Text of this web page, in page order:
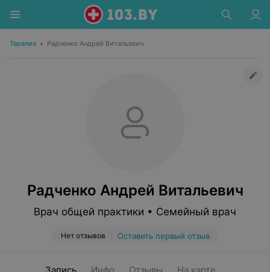
Терапия • Радченко Андрей Витальевич
Радченко Андрей Витальевич
Врач общей практики • Семейный врач
Нет отзывов Оставить первый отзыв